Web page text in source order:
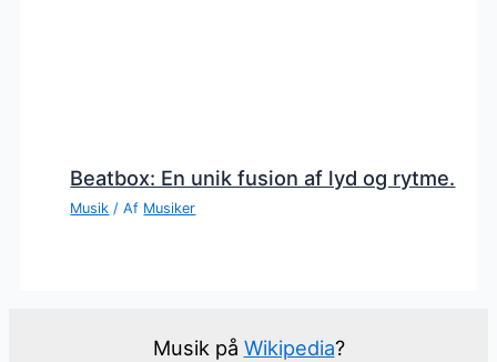
Beatbox: En unik fusion af lyd og rytme.
Musik / Af Musiker
Musik på Wikipedia?